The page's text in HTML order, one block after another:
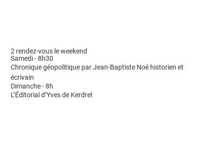
2 rendez-vous le weekend
Samedi - 8h30
Chronique géopolitique par Jean-Baptiste Noé historien et
écrivain
Dimanche - 8h
L’Éditorial d’Yves de Kerdrel